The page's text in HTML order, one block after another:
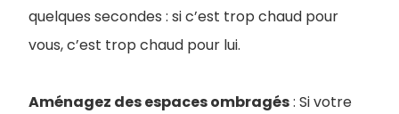
quelques secondes : si c’est trop chaud pour
vous, c’est trop chaud pour lui.
Aménagez des espaces ombragés: Si votre